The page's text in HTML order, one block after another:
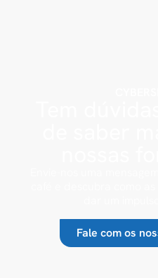
Fale com os